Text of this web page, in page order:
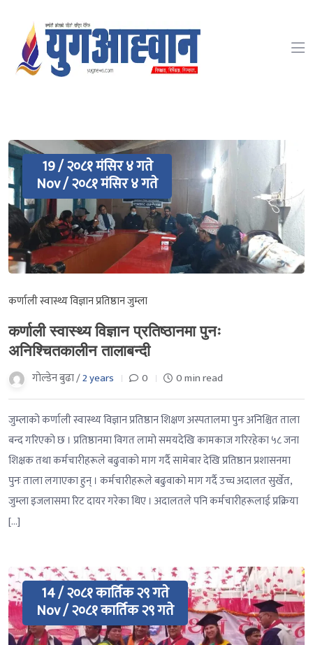
19 / २०८१ मंसिर ४ गते
Nov / २०८१ मंसिर ४ गते
कर्णाली स्वास्थ्य विज्ञान प्रतिष्ठान जुम्ला
कर्णाली स्वास्थ्य विज्ञान प्रतिष्ठानमा पुनः
अनिश्चितकालीन तालाबन्दी
गाेल्डेन बुढा /2 years 0 0 min read
जुम्लाको कर्णाली स्वास्थ्य विज्ञान प्रतिष्ठान शिक्षण अस्पतालमा पुनः अनिश्चित ताला
बन्द गरिएको छ । प्रतिष्ठानमा विगत लामो समयदेखि कामकाज गरिरहेका ५८ जना
शिक्षक तथा कर्मचारीहरूले बढुवाको माग गर्दै सामेबार देखि प्रतिष्ठान प्रशासनमा
पुनः ताला लगाएका हुन् । कर्मचारीहरूले बढुवाको माग गर्दै उच्च अदालत सुर्खेत,
जुम्ला इजलासमा रिट दायर गरेका थिए । अदालतले पनि कर्मचारीहरूलाई प्रक्रिया
[…]
14 / २०८१ कार्तिक २९ गते
Nov / २०८१ कार्तिक २९ गते